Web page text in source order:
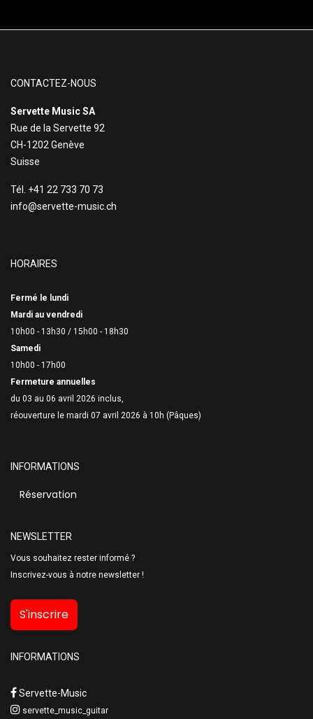
CONTACTEZ-NOUS
Servette Music SA
Rue de la Servette 92
CH-1202 Genève
Suisse
Tél. +41 22 733 70 73
info@servette-music.ch
HORAIRES
Fermé le lundi
Mardi au vendredi
10h00 - 13h30 / 15h00 - 18h30
Samedi
10h00 - 17h00
Fermeture annuelles
du 03 au 06 avril 2026 inclus,
réouverture le mardi 07 avril 2026 à 10h (Pâques)
INFORMATIONS
Réservation
NEWSLETTER
Vous souhaitez rester informé ?
Inscrivez-vous à notre newsletter !
S'inscrire
INFORMATIONS
Servette-Music
servette_music_guitar